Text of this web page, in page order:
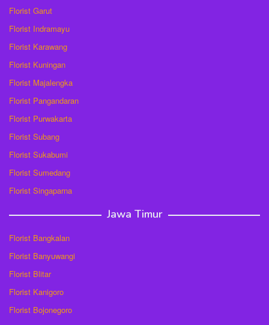
Florist Garut
Florist Indramayu
Florist Karawang
Florist Kuningan
Florist Majalengka
Florist Pangandaran
Florist Purwakarta
Florist Subang
Florist Sukabumi
Florist Sumedang
Florist Singaparna
Jawa Timur
Florist Bangkalan
Florist Banyuwangi
Florist Blitar
Florist Kanigoro
Florist Bojonegoro